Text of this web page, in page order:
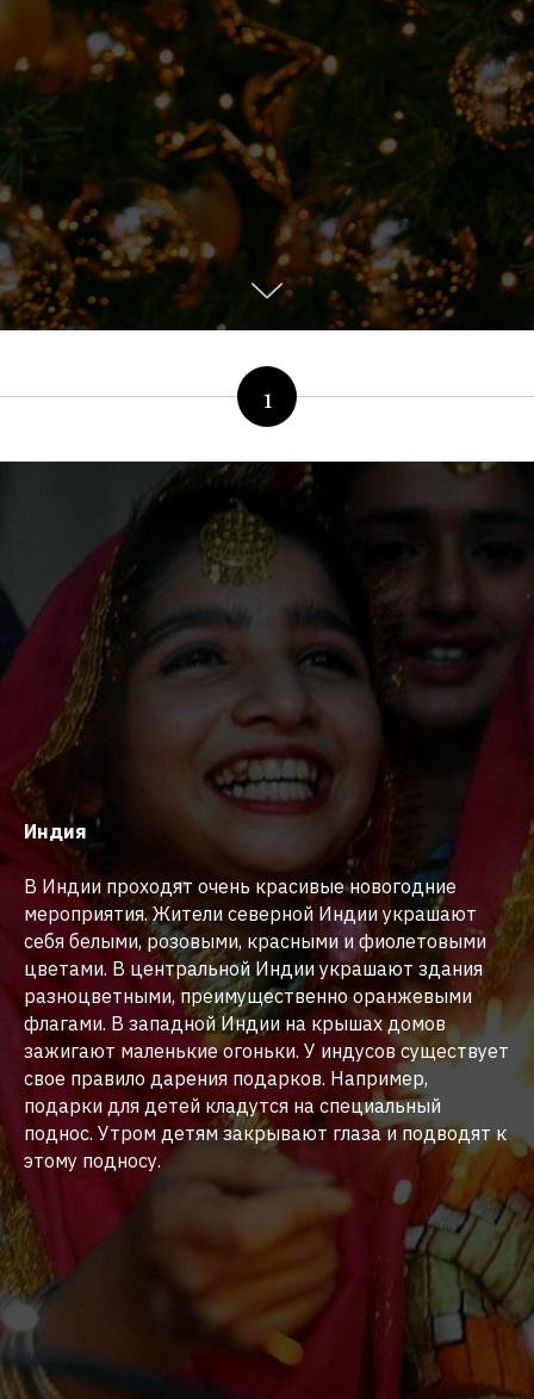
1
Индия
В Индии проходят очень красивые новогодние
мероприятия. Жители северной Индии украшают
себя белыми, розовыми, красными и фиолетовыми
цветами. В центральной Индии украшают здания
разноцветными, преимущественно оранжевыми
флагами. В западной Индии на крышах домов
зажигают маленькие огоньки. У индусов существует
свое правило дарения подарков. Например,
подарки для детей кладутся на специальный
поднос. Утром детям закрывают глаза и подводят к
этому подносу.